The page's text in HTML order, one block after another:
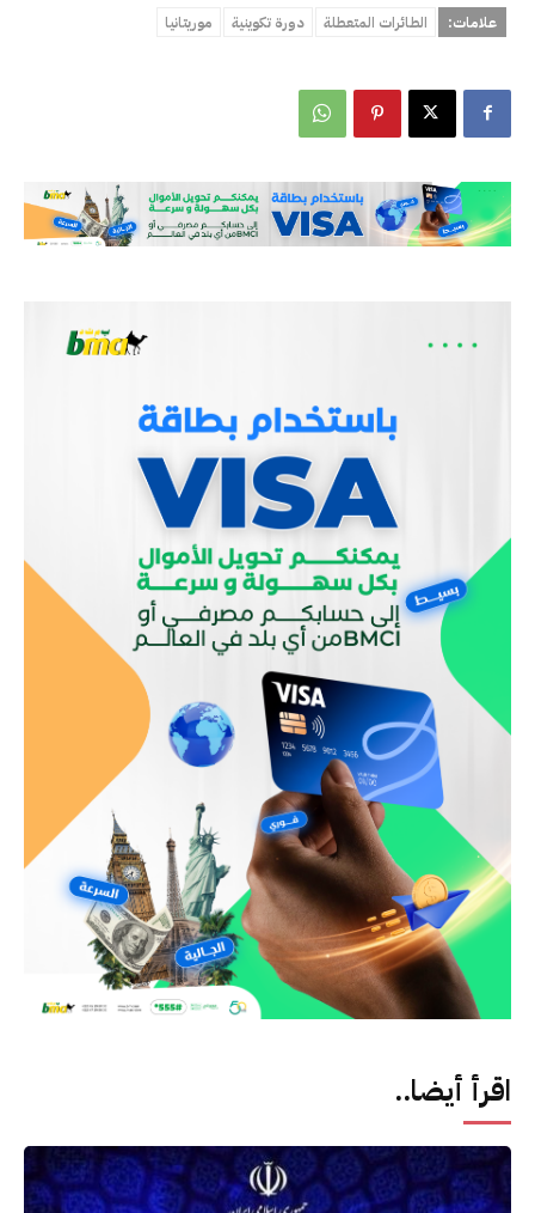
اقرأ أيضا..
علامات: الطائرات المتعطلة دورة تكوينية موريتانيا